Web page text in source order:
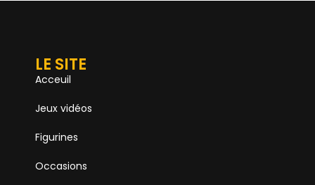
LE SITE
Acceuil
Jeux vidéos
Figurines
Occasions